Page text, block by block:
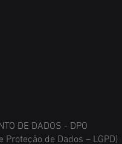
DE DADOS - DPO
de Dados – LGPD)